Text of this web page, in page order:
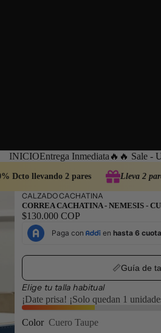
INICIOEntrega Inmediata 🔥🔥 Sale -
Dcto llevando 2 pares Lleva 2
CALZADO CACHATINA
CORREA CACHATINA - NEMESIS -
$130.000 COP
📏Guía de
Elige tu talla habitual
¡Date prisa! ¡Solo quedan 1
Color Cuero Taupe